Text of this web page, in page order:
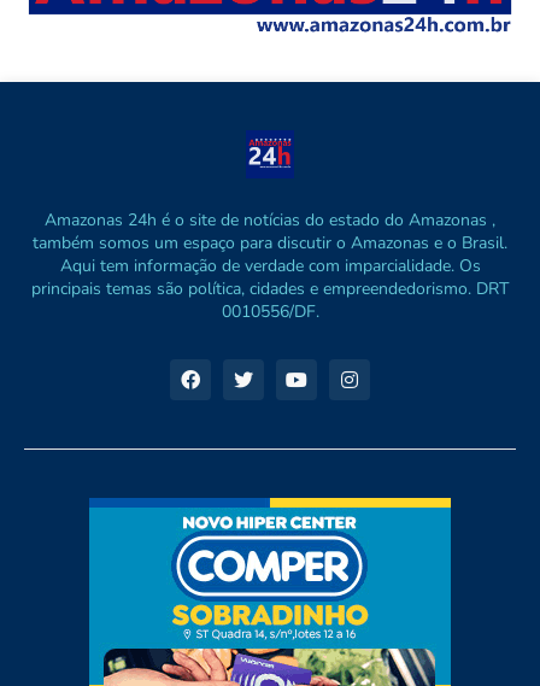
Amazonas 24h é o site de notícias do estado do Amazonas ,
também somos um espaço para discutir o Amazonas e o Brasil.
Aqui tem informação de verdade com imparcialidade. Os
principais temas são política, cidades e empreendedorismo. DRT
0010556/DF.